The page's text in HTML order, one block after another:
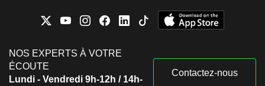
NOS EXPERTS À VOTRE
ÉCOUTE
Lundi - Vendredi 9h-12h / 14h-
Contactez-nous